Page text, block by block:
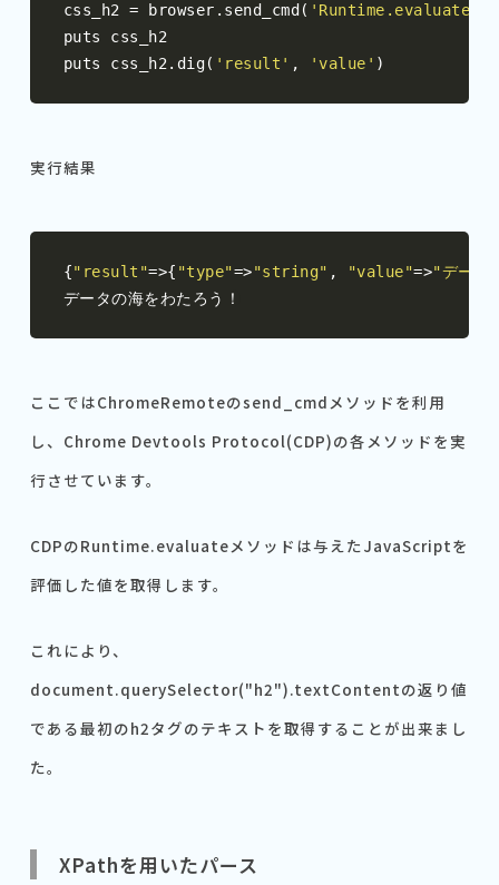
css_h2 = browser . send_cmd ( 'Runtime.evaluate'
puts css_h2
puts css_h2. dig( 'result' , 'value' )
実行結果
{"result"=>{ "type"=>"string" , "value"=>"データ
データの海をわたろう！
ここではChromeRemoteのsend_cmdメソッドを利用
し、Chrome Devtools Protocol(CDP)の各メソッドを実
行させています。
CDPのRuntime.evaluateメソッドは与えたJavaScriptを
評価した値を取得します。
これにより、
document.querySelector("h2").textContentの返り値
である最初のh2タグのテキストを取得することが出来まし
た。
XPathを用いたパース